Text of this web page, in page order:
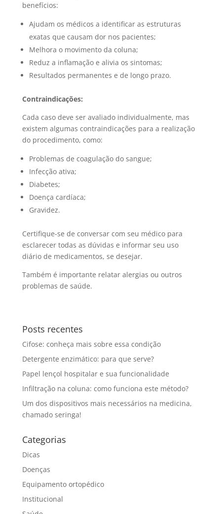
benefícios:
Ajudam os médicos a identificar as estruturas
exatas que causam dor nos pacientes;
Melhora o movimento da coluna;
Reduz a inflamação e alivia os sintomas;
Resultados permanentes e de longo prazo.
Contraindicações:
Cada caso deve ser avaliado individualmente, mas
existem algumas contraindicações para a realização
do procedimento, como:
Problemas de coagulação do sangue;
Infecção ativa;
Diabetes;
Doença cardíaca;
Gravidez.
Certifique-se de conversar com seu médico para
esclarecer todas as dúvidas e informar seu uso
diário de medicamentos, se desejar.
Também é importante relatar alergias ou outros
problemas de saúde.
Posts recentes
Cifose: conheça mais sobre essa condição
Detergente enzimático: para que serve?
Papel lençol hospitalar e sua funcionalidade
Infiltração na coluna: como funciona este método?
Um dos dispositivos mais necessários na medicina,
chamado seringa!
Categorias
Dicas
Doenças
Equipamento ortopédico
Institucional